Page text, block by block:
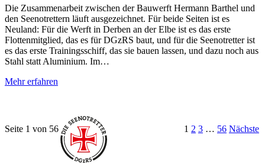
Die Zusammenarbeit zwischen der Bauwerft Hermann Barthel und
den Seenotrettern läuft ausgezeichnet. Für beide Seiten ist es
Neuland: Für die Werft in Derben an der Elbe ist es das erste
Flottenmitglied, das es für DGzRS baut, und für die Seenotretter ist
es das erste Trainingsschiff, das sie bauen lassen, und dazu noch aus
Stahl statt Aluminium. Im…
Mehr erfahren
Seite 1 von 56 1 2 3 … 56 Nächste